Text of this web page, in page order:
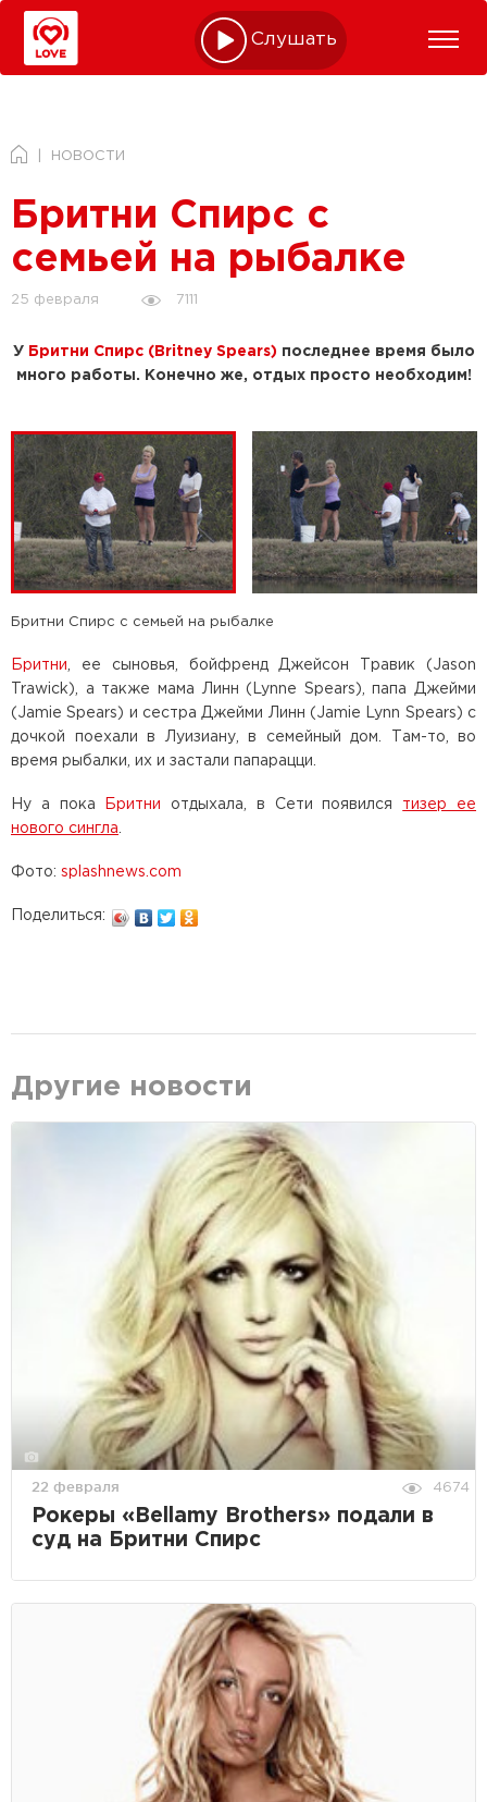
Слушать online
НОВОСТИ
Бритни Спирс с
семьей на рыбалке
25 февраля 7111
У Бритни Спирс (Britney Spears) последнее время было
много работы. Конечно же, отдых просто необходим!
Бритни Спирс с семьей на рыбалке
Бритни , ее сыновья, бойфренд Джейсон Травик (Jason
Trawick), а также мама Линн (Lynne Spears), папа Джейми
(Jamie Spears) и сестра Джейми Линн (Jamie Lynn Spears) с
дочкой поехали в Луизиану, в семейный дом. Там-то, во
время рыбалки, их и застали папарацци.
Ну а пока Бритни отдыхала, в Сети появился тизер ее
нового сингла
Фото: splashnews.com
Поделиться:
Другие новости
22 февраля 4674
Рокеры «Bellamy Brothers» подали в
суд на Бритни Спирс